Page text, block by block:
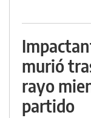
murió
rayo
partido